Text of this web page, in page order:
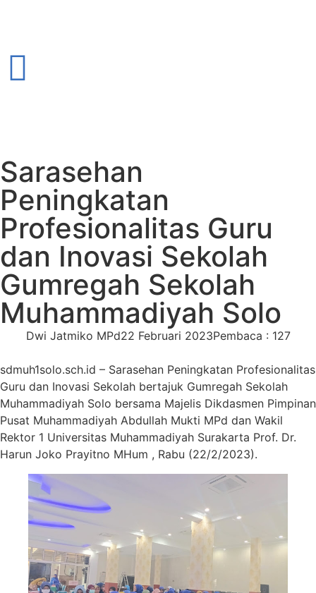
Sarasehan
Peningkatan
Profesionalitas Guru
dan Inovasi Sekolah
Gumregah Sekolah
Muhammadiyah Solo
Dwi Jatmiko MPd22 Februari 2023Pembaca : 127
sdmuh1solo.sch.id – Sarasehan Peningkatan Profesionalitas
Guru dan Inovasi Sekolah bertajuk Gumregah Sekolah
Muhammadiyah Solo bersama Majelis Dikdasmen Pimpinan
Pusat Muhammadiyah Abdullah Mukti MPd dan Wakil
Rektor 1 Universitas Muhammadiyah Surakarta Prof. Dr.
Harun Joko Prayitno MHum , Rabu (22/2/2023).